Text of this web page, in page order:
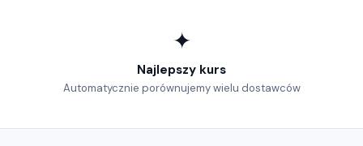
✦
Najlepszy kurs
Automatycznie porównujemy wielu dostawców